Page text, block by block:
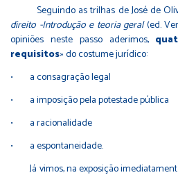
Seguindo as trilhas de José de
direito -Introdução e teoria geral(ed.
opiniões neste passo aderimos,
requisitos» do costume jurídico:
• a consagração legal
• a imposição pela potestade pública
• a racionalidade
• a espontaneidade.
Já vimos, na exposição